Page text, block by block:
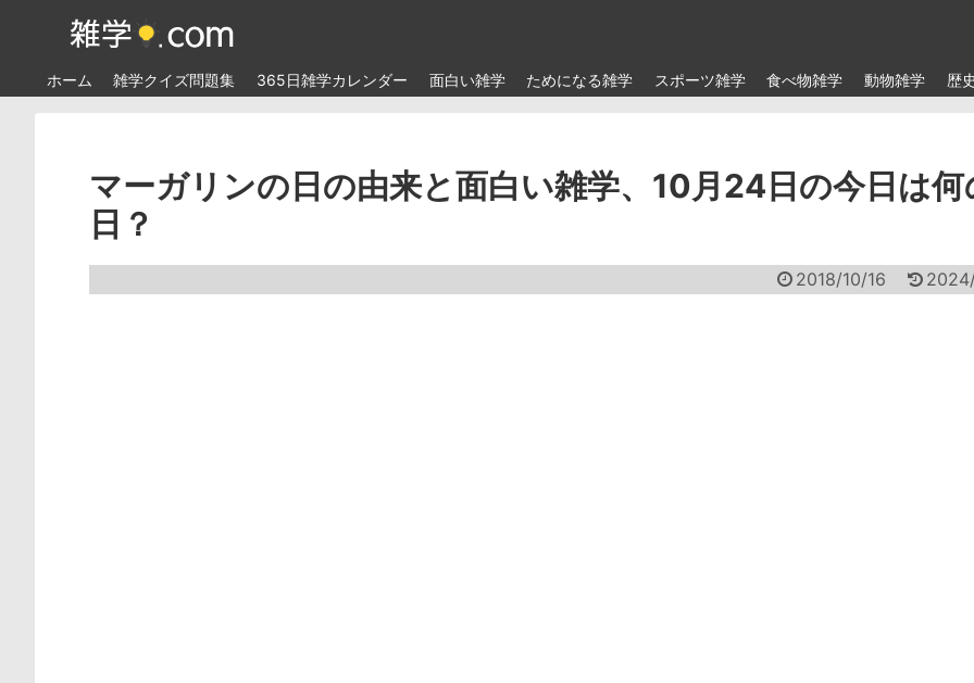
ホーム 雑学クイズ問題集 365日雑学カレンダー 面白い雑学 ためになる雑学 スポーツ雑学 食べ物雑学 動物雑学 歴
マーガリンの日の由来と面白い雑学、10月24日の今日は何
日？
2018/10/16